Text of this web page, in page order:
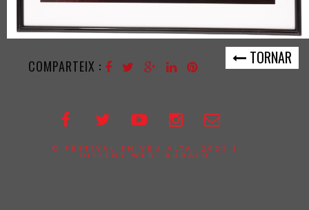
TORNAR
COMPARTEIX :
© FESTIVAL EN VEU ALTA, 2025 |
DISSENY WEB:
BUBALÚ